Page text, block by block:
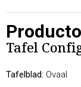
Tafel
Tafelblad: Ovaal